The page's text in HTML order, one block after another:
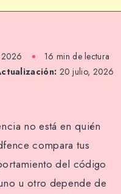
2026
16 min de lectura
20 julio, 2026
no está en quién
compara tus
del código
u otro depende de